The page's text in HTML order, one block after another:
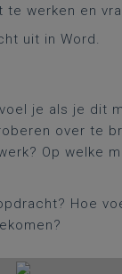
werken en
uit in Word.
je als je dit
over te
Op welke
Hoe